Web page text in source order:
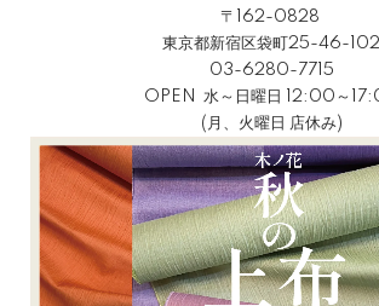
〒162-0828
東京都新宿区袋町25-46-102
03-6280-7715
OPEN 水～日曜日 12:00～
(月、火曜日 店休み)